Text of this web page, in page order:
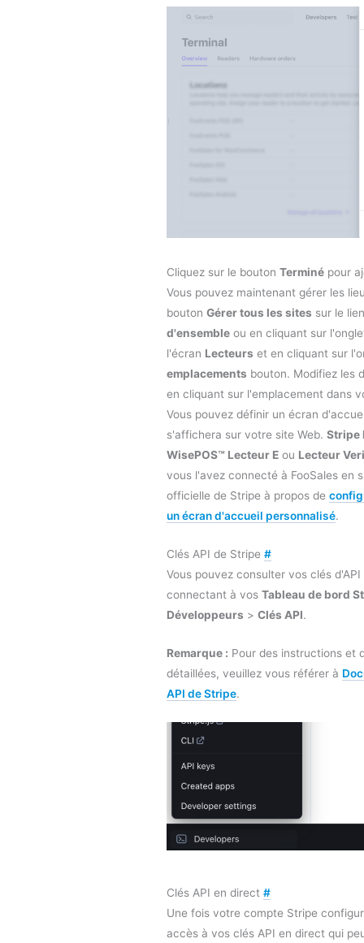
Cliquez sur le bouton Terminé pour
Vous pouvez maintenant gérer les
bouton Gérer tous les sites sur le
d'ensemble ou en cliquant sur
l'écran Lecteurs et en cliquant sur
emplacements bouton. Modifiez les
en cliquant sur l'emplacement dans
Vous pouvez définir un écran
s'affichera sur votre site Web. Stripe
WisePOS™ Lecteur E ou Lecteur
vous l'avez connecté à FooSales en
officielle de Stripe à propos de
un écran d'accueil personnalisé.
Clés API de Stripe #
Vous pouvez consulter vos clés
connectant à vos Tableau de bord
Développeurs > Clés API.
Remarque : Pour des instructions et
détaillées, veuillez vous référer à
API de Stripe.
Clés API en direct #
Une fois votre compte Stripe
accès à vos clés API en direct qui